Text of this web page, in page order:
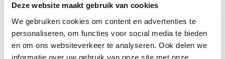
Deze website maakt gebruik van cookies
We gebruiken cookies om content en advertenties te
personaliseren, om functies voor social media te bieden
en om ons websiteverkeer te analyseren. Ook delen we
informatie over uw gebruik van onze site met onze